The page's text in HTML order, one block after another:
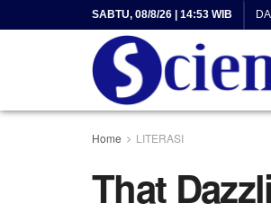
SABTU, 08/8/26 | 14:53 WIB
Home LITERASI
That